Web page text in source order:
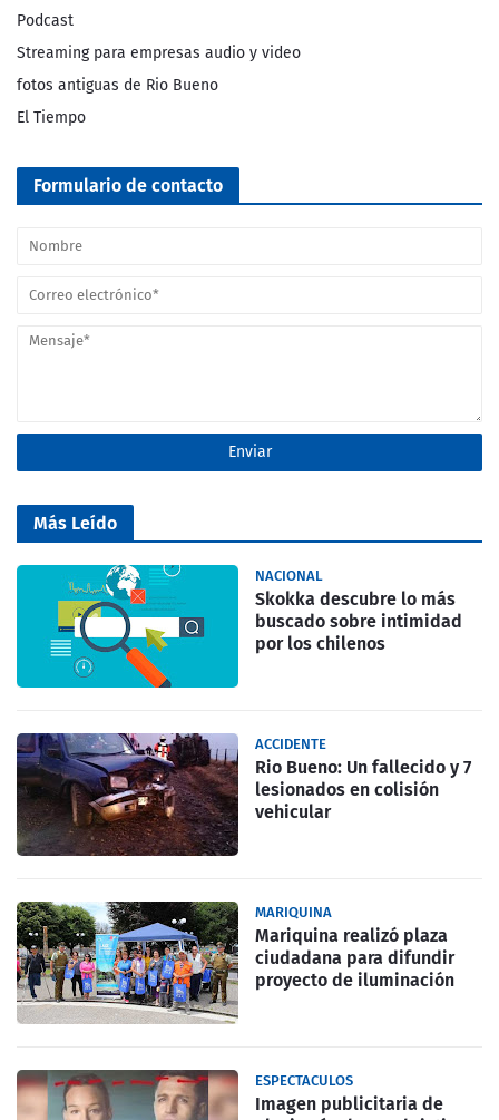
Podcast
Streaming para empresas audio y video
fotos antiguas de Rio Bueno
El Tiempo
Formulario de contacto
Más Leído
NACIONAL
Skokka descubre lo más
buscado sobre intimidad
por los chilenos
ACCIDENTE
Rio Bueno: Un fallecido y 7
lesionados en colisión
vehicular
MARIQUINA
Mariquina realizó plaza
ciudadana para difundir
proyecto de iluminación
ESPECTACULOS
Imagen publicitaria de